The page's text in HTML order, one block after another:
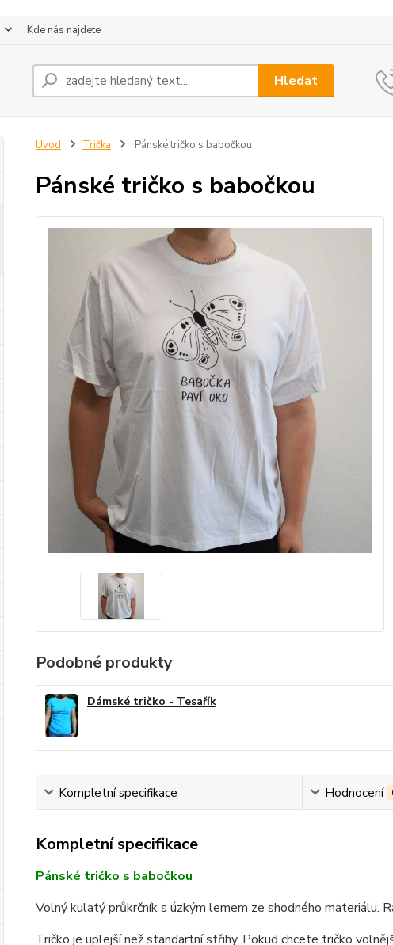
Kde nás najdete
Hledat
Úvod Trička Pánské tričko s babočkou
Pánské tričko s babočkou
Podobné produkty
Dámské tričko - Tesařík
Kompletní specifikace Hodnocení
Kompletní specifikace
Pánské tričko s babočkou
Volný kulatý průkrčník s úzkým lemem ze shodného materiálu.
Tričko je uplejší než standartní střihy. Pokud chcete tričko